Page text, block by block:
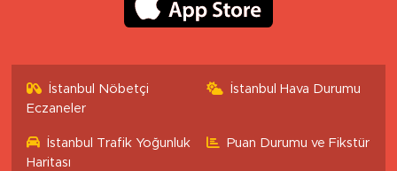
İstanbul Nöbetçi
Eczaneler
İstanbul Hava Durumu
İstanbul Trafik Yoğunluk
Haritası
Puan Durumu ve Fikstür